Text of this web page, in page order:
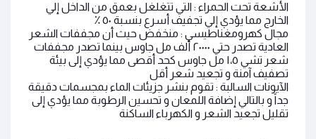
الأشعة تحت الحمراء : التي تتغلغل بعمق من الداخل إلي
الخارج مما يؤدي إلي تجفيف أسرع بنسبة ٥٠ ٪
مجال كهرومغناطيسي : منخفض حيث أن مجففات الشعر
العادية تصدر حتي ٢٠٠٠٠ ألف مل جاوس بينما تصدر مجففات
شعر تشي ١،٥ مل جاوس كحد أقصى مما يؤدي إلى بيئة
تصفيف آمنة و تجعيد شعر أقل
الآيونات السالبة : تقوم بنشر جزيئات الماء بمجسمات دقيقة
جداً و بالتالي إضافة اللمعان و تحسين الرطوبة مما يؤدي إلى
تقليل تجعيد الشعر و الكهرباء الساكنة